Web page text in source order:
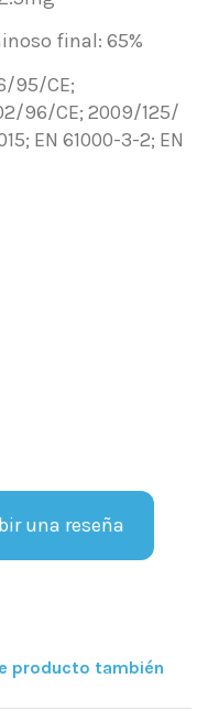
final: 65%
95/CE;
96/CE; 2009/125/
EN 61000-3-2; EN
una reseña
producto también